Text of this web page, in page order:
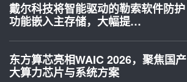
戴尔科技将智能驱动的勒索软件防护
功能嵌入主存储，大幅提…
东方算芯亮相WAIC 2026，聚焦国产
大算力芯片与系统方案